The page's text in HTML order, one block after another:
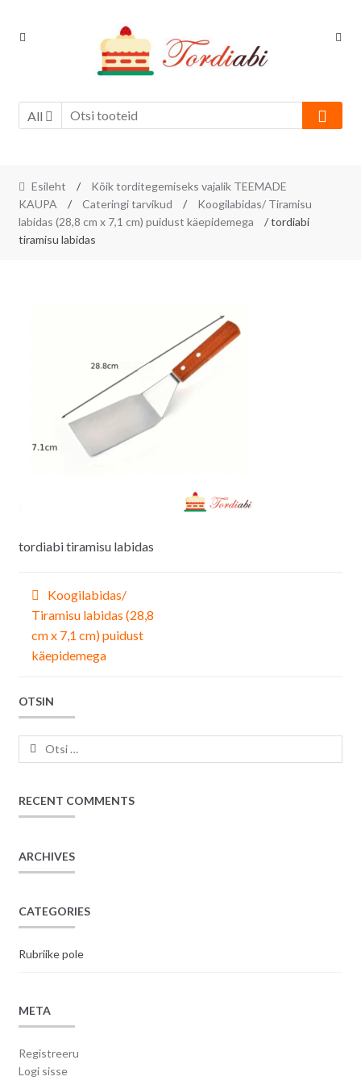
Skip
Skip
All
Esileht /
Kõik torditegemiseks vajalik TEEMADE
KAUPA
/ Cateringi tarvikud /
Koogilabidas/ Tiramisu
labidas (28,8 cm x 7,1 cm) puidust käepidemega
/ tordiabi
tiramisu labidas
tordiabi tiramisu labidas
Navigeerimine
Koogilabidas/
Tiramisu labidas (28,8
cm x 7,1 cm) puidust
käepidemega
OTSIN
Otsi:
RECENT COMMENTS
ARCHIVES
CATEGORIES
Rubriike pole
META
Registreeru
Logi sisse